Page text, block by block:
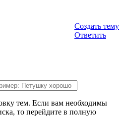
Создать тему
Ответить
тем. Если вам необходимы
то перейдите в полную